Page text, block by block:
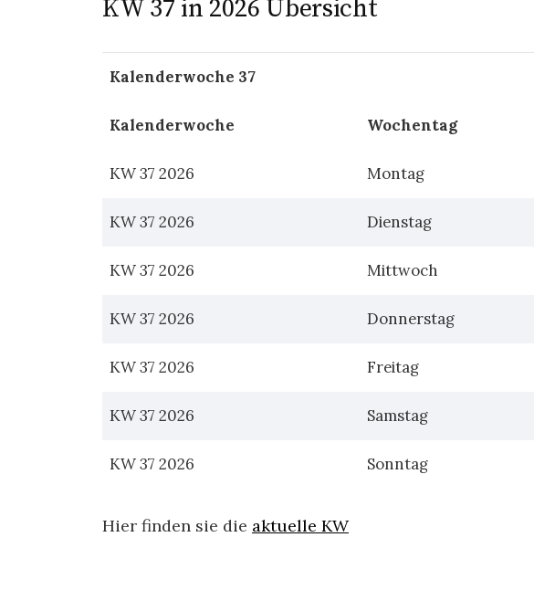
KW 37 in 2026 Übersicht
Kalenderwoche 37
Kalenderwoche Wochentag
KW 37 2026 Montag
KW 37 2026 Dienstag
KW 37 2026 Mittwoch
KW 37 2026 Donnerstag
KW 37 2026 Freitag
KW 37 2026 Samstag
KW 37 2026 Sonntag
Hier finden sie die aktuelle KW